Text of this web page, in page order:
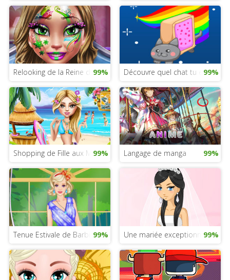
Relooking de la Reine des Neiges 2
99% Découvre quel chat tu es99%
Shopping de Fille aux Maldives
99% Langage de manga 99%
Tenue Estivale de Barbie99% Une mariée exceptionnelle
99%